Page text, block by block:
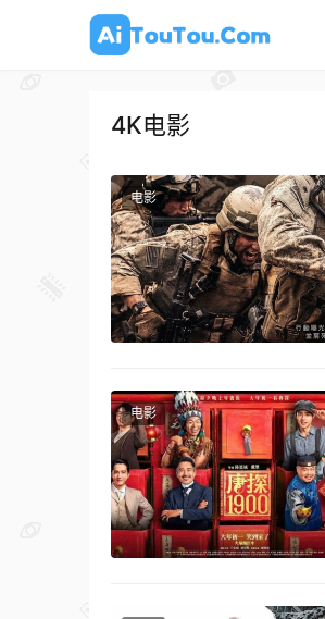
4K电影
电影
电影